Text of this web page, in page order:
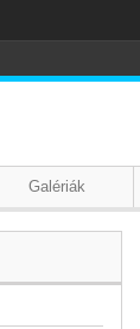
Galériák